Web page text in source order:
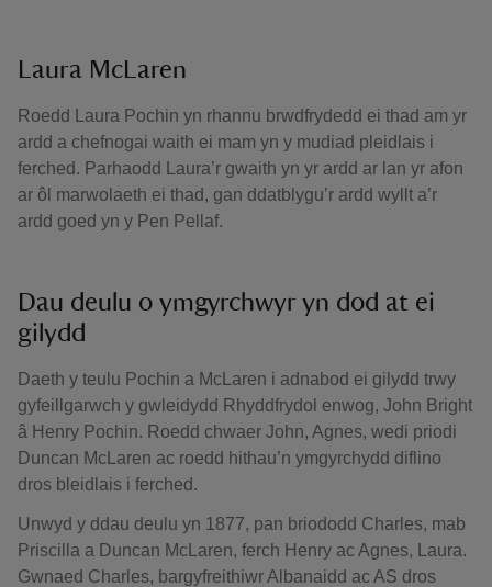
Laura McLaren
Roedd Laura Pochin yn rhannu brwdfrydedd ei thad am yr
ardd a chefnogai waith ei mam yn y mudiad pleidlais i
ferched. Parhaodd Laura’r gwaith yn yr ardd ar lan yr afon
ar ôl marwolaeth ei thad, gan ddatblygu’r ardd wyllt a’r
ardd goed yn y Pen Pellaf.
Dau deulu o ymgyrchwyr yn dod at ei
gilydd
Daeth y teulu Pochin a McLaren i adnabod ei gilydd trwy
gyfeillgarwch y gwleidydd Rhyddfrydol enwog, John Bright
â Henry Pochin. Roedd chwaer John, Agnes, wedi priodi
Duncan McLaren ac roedd hithau’n ymgyrchydd diflino
dros bleidlais i ferched.
Unwyd y ddau deulu yn 1877, pan briododd Charles, mab
Priscilla a Duncan McLaren, ferch Henry ac Agnes, Laura.
Gwnaed Charles, bargyfreithiwr Albanaidd ac AS dros